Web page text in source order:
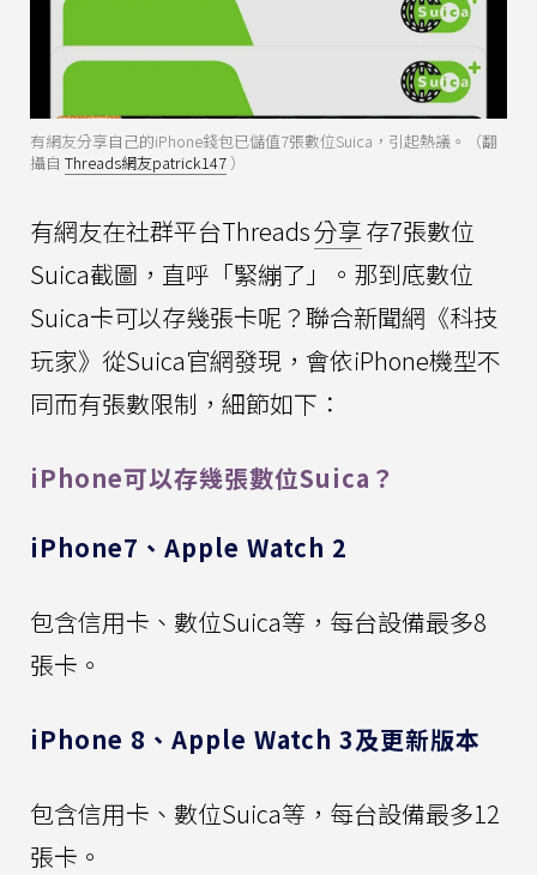
有網友分享自己的iPhone錢包已儲值7張數位Suica，引起熱議。（翻
攝自 Threads網友patrick147 ）
有網友在社群平台Threads分享存7張數位
Suica截圖，直呼「緊繃了」。那到底數位
Suica卡可以存幾張卡呢？聯合新聞網《科技
玩家》從Suica官網發現，會依iPhone機型不
同而有張數限制，細節如下：
iPhone可以存幾張數位Suica？
iPhone7、Apple Watch 2
包含信用卡、數位Suica等，每台設備最多8
張卡。
iPhone 8、Apple Watch 3及更新版本
包含信用卡、數位Suica等，每台設備最多12
張卡。